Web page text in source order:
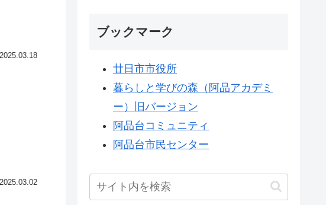
2025.03.18
2025.03.02
ブックマーク
廿日市市役所
暮らしと学びの森（阿品アカデミ
ー）旧バージョン
阿品台コミュニティ
阿品台市民センター